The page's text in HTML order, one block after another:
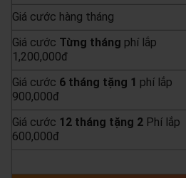
Giá cước hàng tháng
Giá cước Từng tháng phí lắp
1,200,000đ
Giá cước 6 tháng tặng 1 phí lắp
900,000đ
Giá cước 12 tháng tặng 2 Phí lắp
600,000đ